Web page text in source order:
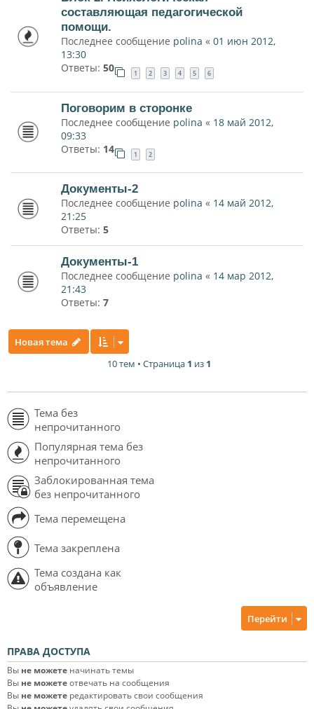
составляющая педагогической
помощи.
Последнее сообщение polina « 01 июн 2012,
13:30
Ответы: 50 1 2 3 4 5 6
Поговорим в сторонке
Последнее сообщение polina « 18 май 2012,
09:33
Ответы: 14 1 2
Документы-2
Последнее сообщение polina « 14 май 2012,
21:25
Ответы: 5
Документы-1
Последнее сообщение polina « 14 мар 2012,
21:43
Ответы: 7
Новая тема
10 тем • Страница 1 из 1
Тема без
непрочитанного
Популярная тема без
непрочитанного
Заблокированная тема
без непрочитанного
Тема перемещена
Тема закреплена
Тема создана как
объявление
Перейти
ПРАВА ДОСТУПА
Вы не можете начинать темы
Вы не можетеотвечать на сообщения
Вы не можете редактировать свои сообщения